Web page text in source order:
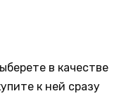
в качестве
к ней сразу